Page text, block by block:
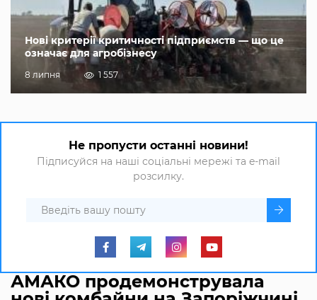
Нові критерії критичності підприємств — що це
означає для агробізнесу
8 липня 1 557
Не пропусти останні новини!
Підписуйся на наші соціальні мережі та e-mail
розсилку.
АМАКО продемонструвала